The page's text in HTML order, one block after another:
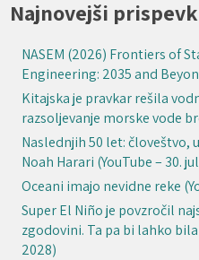
Najnovejši
NASEM (2026) Frontiers of
Engineering: 2035 and
Kitajska je pravkar rešila
razsoljevanje morske vode
Naslednjih 50 let: človeštvo,
Noah Harari (YouTube – 30.
Oceani imajo nevidne reke
Super El Niño je povzročil
zgodovini. Ta pa bi lahko bila
2028)